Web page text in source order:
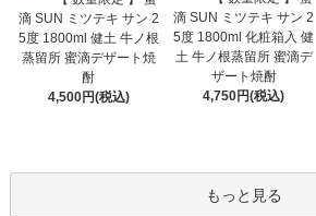
滴 SUN ミツテキ サン 2
5度 1800ml 健土 牛ノ根
蒸留所 蜜滴デザート焼
酎
4,500円(税込)
滴 SUN ミツテキ サン 2
5度 1800ml 化粧箱入 健
土 牛ノ根蒸留所 蜜滴デ
ザート焼酎
4,750円(税込)
もっと見る